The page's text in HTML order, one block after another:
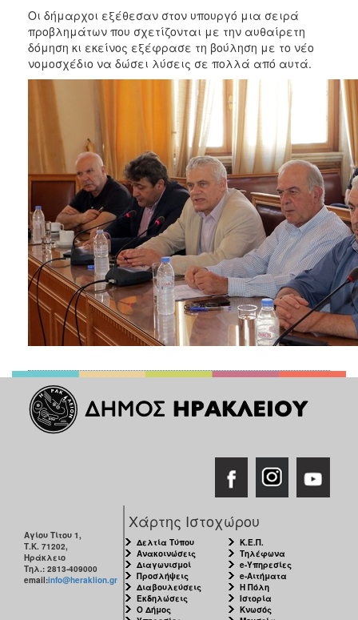
Οι δήμαρχοι εξέθεσαν στον υπουργό μια σειρά
προβλημάτων που σχετίζονται με την αυθαίρετη
δόμηση κι εκείνος εξέφρασε τη βούληση με το νέο
νομοσχέδιο να δώσει λύσεις σε πολλά από αυτά.
Αγίου Τίτου 1,
Τ.Κ. 71202,
Ηράκλειο
Τηλ.: 2813-409000
email:info@heraklion.gr
Χάρτης Ιστοχώρου
Δελτία Τύπου
Ανακοινώσεις
Διαγωνισμοί
Προσλήψεις
Διαβουλεύσεις
Εκδηλώσεις
Ο Δήμος
Κ.Ε.Π.
Τηλέφωνα
e-Υπηρεσίες
e-Αιτήματα
Η Πόλη
Ιστορία
Κνωσός